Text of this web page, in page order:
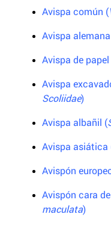
Avispa común (
Avispa
Avispa de papel
Avispa
Scoliidae)
Avispa albañil (
Avispa asiática
Avispón
Avispón cara
maculata)